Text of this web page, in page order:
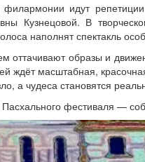
идут
Кузнецовой. В
наполнят спектакль
образы и
ждёт масштабная,
а чудеса становятся
фестиваля —